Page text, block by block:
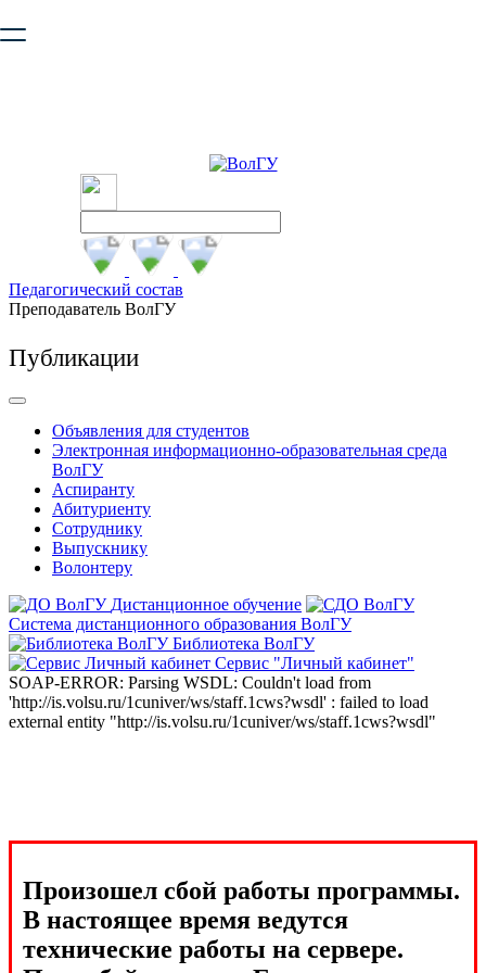
безопасную работу с сайтом. Пожалуйста
Педагогический состав
Преподаватель ВолГУ
Публикации
Объявления для студентов
Электронная информационно-образовательная среда
ВолГУ
Аспиранту
Абитуриенту
Сотруднику
Выпускнику
Волонтеру
Дистанционное обучение
Система дистанционного образования ВолГУ
Библиотека ВолГУ
Сервис "Личный кабинет"
SOAP-ERROR: Parsing WSDL: Couldn't load from
'http://is.volsu.ru/1cuniver/ws/staff.1cws?wsdl' : failed to load
external entity "http://is.volsu.ru/1cuniver/ws/staff.1cws?wsdl"
Произошел сбой работы программы.
В настоящее время ведутся
технические работы на сервере.